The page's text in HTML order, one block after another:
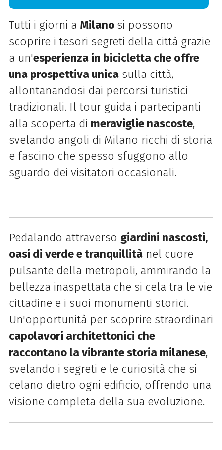
Tutti i giorni a Milano si possono
scoprire i tesori segreti della città grazie
a un'esperienza in bicicletta che offre
una prospettiva unicasulla città,
allontanandosi dai percorsi turistici
tradizionali. Il tour guida i partecipanti
alla scoperta di meraviglie nascoste,
svelando angoli di Milano ricchi di storia
e fascino che spesso sfuggono allo
sguardo dei visitatori occasionali.
Pedalando attraverso giardini nascosti,
oasi di verde e tranquillitànel cuore
pulsante della metropoli, ammirando la
bellezza inaspettata che si cela tra le vie
cittadine e i suoi monumenti storici.
Un'opportunità per scoprire straordinari
capolavori architettonici che
raccontano la vibrante storia milanese,
svelando i segreti e le curiosità che si
celano dietro ogni edificio, offrendo una
visione completa della sua evoluzione.